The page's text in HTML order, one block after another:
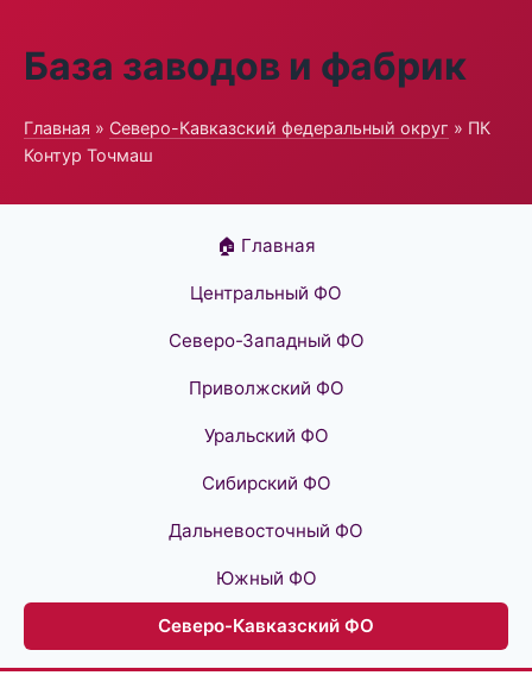
База заводов и фабрик
Главная » Северо-Кавказский федеральный округ » ПК
Контур Точмаш
🏠 Главная
Центральный ФО
Северо-Западный ФО
Приволжский ФО
Уральский ФО
Сибирский ФО
Дальневосточный ФО
Южный ФО
Северо-Кавказский ФО